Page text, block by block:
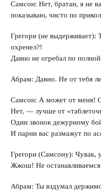
Самсон: Нет, братан, я не
показываю, чисто по
Грегори (не выдерживает):
охренел?!
Давно не огребал по
Абрам: Давно. Не от тебя
Самсон: А может от меня!
Нет, — лучше от
Один звонок дежурному
И парни вас размажут по
Грегори (Самсону): Чувак,
Жжош! Не
Абрам: Ты вздумал